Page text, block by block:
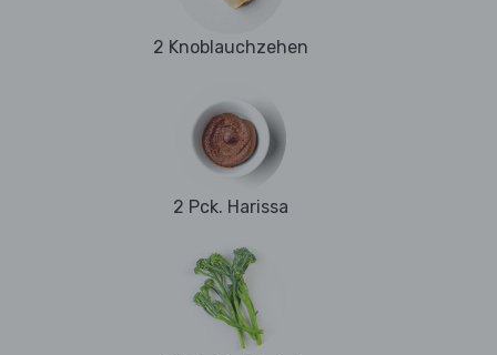
2 Knoblauchzehen
2 Pck. Harissa